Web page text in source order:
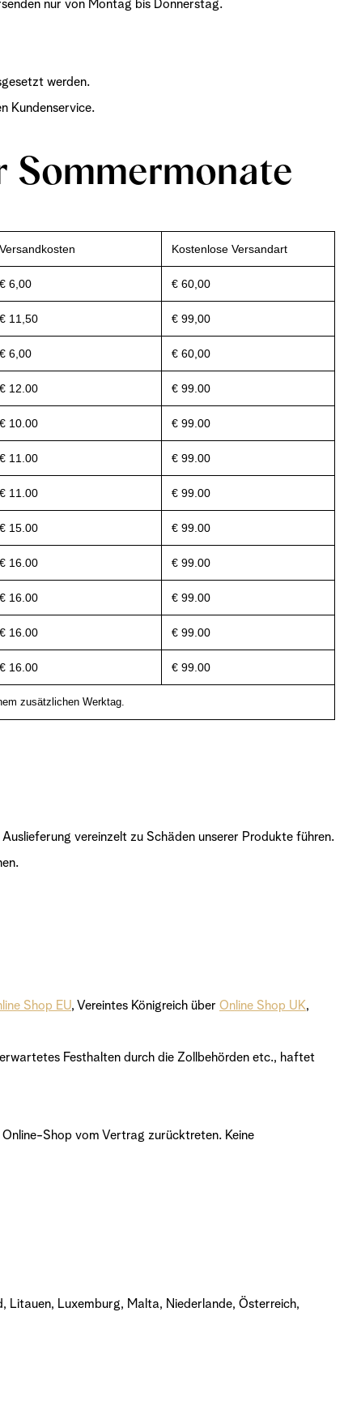
nur von Montag bis Donnerstag.
werden.
Kundenservice.
Sommermonate
Versandkosten Kostenlose Versandart
€ 6,00 € 60,00
€ 11,50 € 99,00
€ 6,00 € 60,00
€ 12.00 € 99.00
€ 10.00 € 99.00
€ 11.00 € 99.00
€ 11.00 € 99.00
€ 15.00 € 99.00
€ 16.00 € 99.00
€ 16.00 € 99.00
€ 16.00 € 99.00
€ 16.00 € 99.00
zusätzlichen Werktag.
vereinzelt zu Schäden unserer Produkte führen.
Shop EU, Vereintes Königreich über Online Shop UK,
Festhalten durch die Zollbehörden etc., haftet
Shop vom Vertrag zurücktreten. Keine
Litauen, Luxemburg, Malta, Niederlande, Österreich,